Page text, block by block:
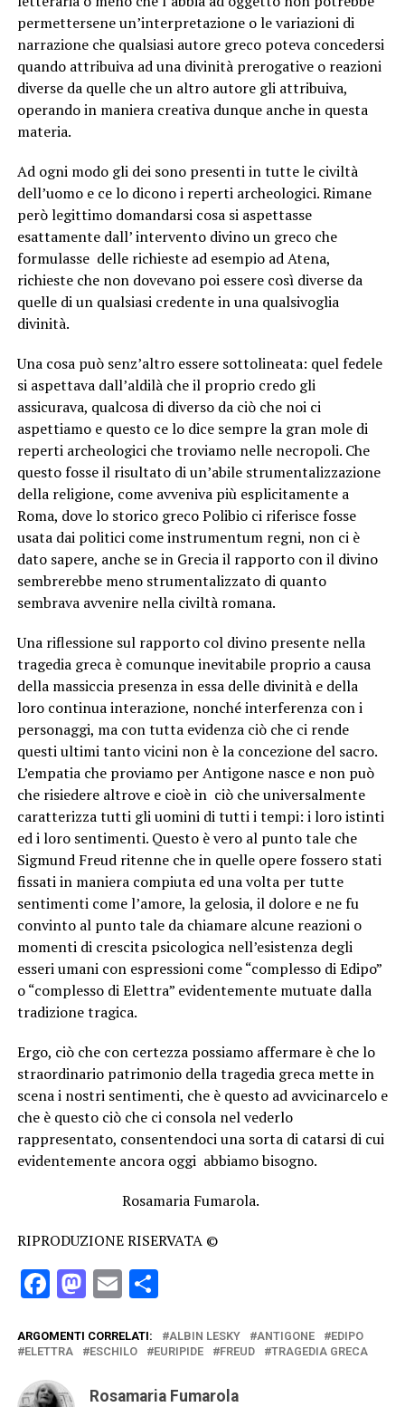
permettersene un’interpretazione o le variazioni di
narrazione che qualsiasi autore greco poteva concedersi
quando attribuiva ad una divinità prerogative o reazioni
diverse da quelle che un altro autore gli attribuiva,
operando in maniera creativa dunque anche in questa
materia.
Ad ogni modo gli dei sono presenti in tutte le civiltà
dell’uomo e ce lo dicono i reperti archeologici. Rimane
però legittimo domandarsi cosa si aspettasse
esattamente dall’ intervento divino un greco che
formulasse delle richieste ad esempio ad Atena,
richieste che non dovevano poi essere così diverse da
quelle di un qualsiasi credente in una qualsivoglia
divinità.
Una cosa può senz’altro essere sottolineata: quel fedele
si aspettava dall’aldilà che il proprio credo gli
assicurava, qualcosa di diverso da ciò che noi ci
aspettiamo e questo ce lo dice sempre la gran mole di
reperti archeologici che troviamo nelle necropoli. Che
questo fosse il risultato di un’abile strumentalizzazione
della religione, come avveniva più esplicitamente a
Roma, dove lo storico greco Polibio ci riferisce fosse
usata dai politici come instrumentum regni, non ci è
dato sapere, anche se in Grecia il rapporto con il divino
sembrerebbe meno strumentalizzato di quanto
sembrava avvenire nella civiltà romana.
Una riflessione sul rapporto col divino presente nella
tragedia greca è comunque inevitabile proprio a causa
della massiccia presenza in essa delle divinità e della
loro continua interazione, nonché interferenza con i
personaggi, ma con tutta evidenza ciò che ci rende
questi ultimi tanto vicini non è la concezione del sacro.
L’empatia che proviamo per Antigone nasce e non può
che risiedere altrove e cioè in ciò che universalmente
caratterizza tutti gli uomini di tutti i tempi: i loro istinti
ed i loro sentimenti. Questo è vero al punto tale che
Sigmund Freud ritenne che in quelle opere fossero stati
fissati in maniera compiuta ed una volta per tutte
sentimenti come l’amore, la gelosia, il dolore e ne fu
convinto al punto tale da chiamare alcune reazioni o
momenti di crescita psicologica nell’esistenza degli
esseri umani con espressioni come “complesso di Edipo”
o “complesso di Elettra” evidentemente mutuate dalla
tradizione tragica.
Ergo, ciò che con certezza possiamo affermare è che lo
straordinario patrimonio della tragedia greca mette in
scena i nostri sentimenti, che è questo ad avvicinarcelo e
che è questo ciò che ci consola nel vederlo
rappresentato, consentendoci una sorta di catarsi di cui
evidentemente ancora oggi abbiamo bisogno.
Rosamaria Fumarola.
RIPRODUZIONE RISERVATA ©
Facebook
Mastodon
EmailCondividi
ARGOMENTI CORRELATI: ALBIN LESKY ANTIGONE
EDIPO
ELETTRA
ESCHILO EURIPIDE FREUD TRAGEDIA GRECA
Rosamaria Fumarola